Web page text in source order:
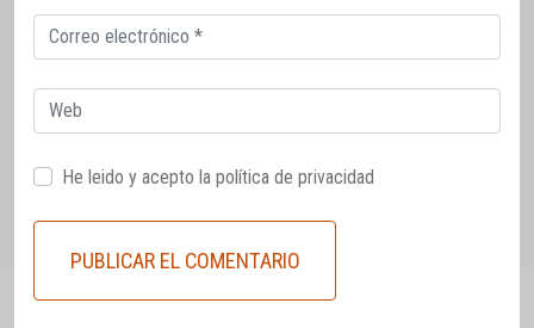
Correo
electrónico
Web
He leido y acepto la política de privacidad